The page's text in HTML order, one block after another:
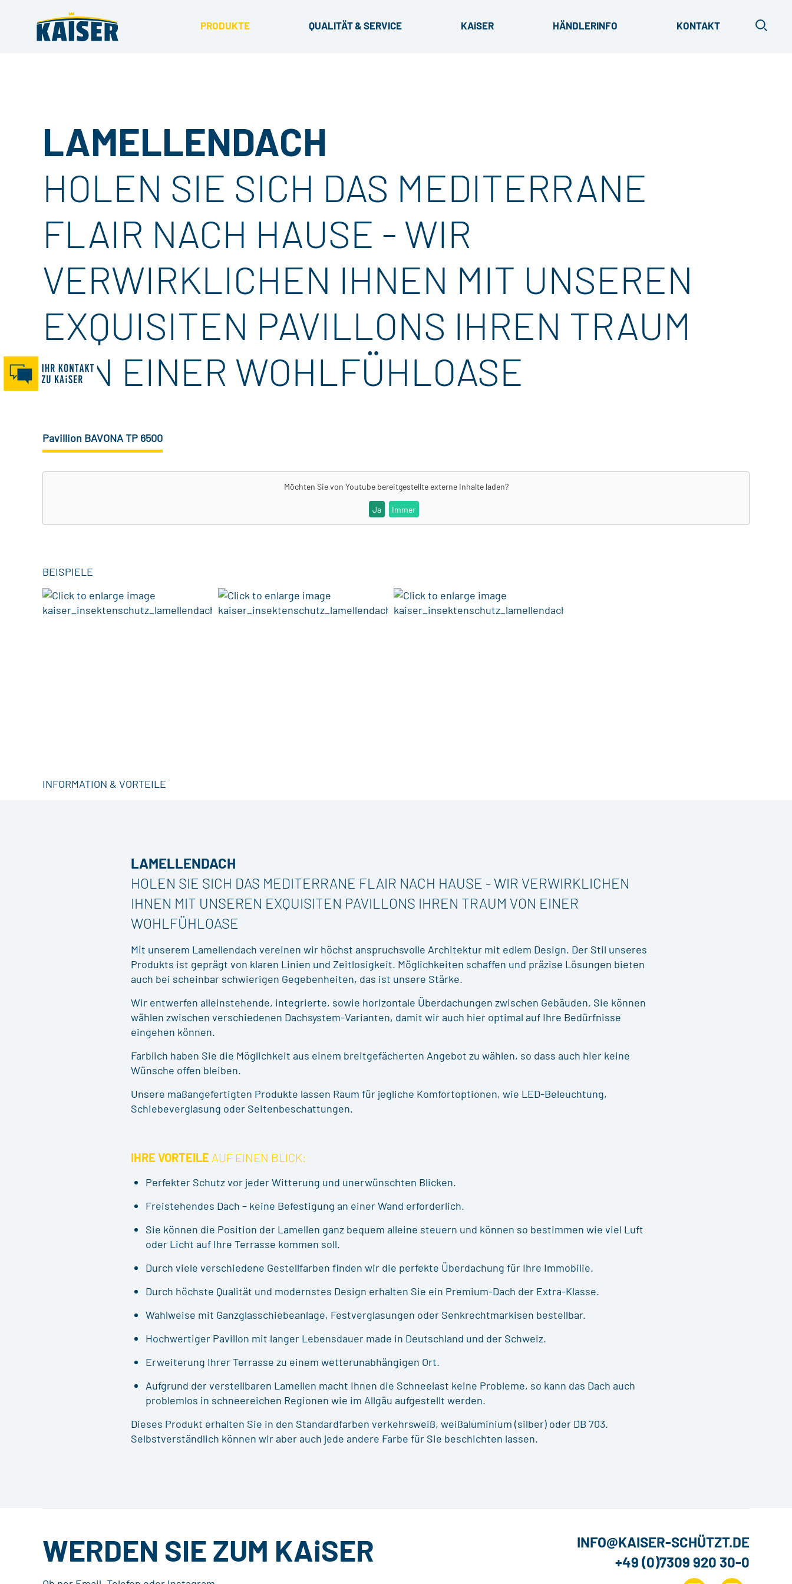
PRODUKTE
LICHTSCHACHTABDECKUNGEN
PLANENMANUFAKTUR
QUALITÄT & SERVICE KAiSER HÄNDLERINFO KONTAKT
X
LAMELLENDACH
HOLEN SIE SICH DAS MEDITERRANE
FLAIR NACH HAUSE - WIR
VERWIRKLICHEN IHNEN MIT UNSEREN
EXQUISITEN PAVILLONS IHREN TRAUM
VON EINER WOHLFÜHLOASE
Pavillion BAVONA TP 6500
Möchten Sie von Youtubebereitgestellte externe Inhalte laden?
Ja Immer
BEISPIELE
INFORMATION & VORTEILE
LAMELLENDACH
HOLEN SIE SICH DAS MEDITERRANE FLAIR NACH HAUSE - WIR VERWIRKLICHEN
IHNEN MIT UNSEREN EXQUISITEN PAVILLONS IHREN TRAUM VON EINER
WOHLFÜHLOASE
Mit unserem Lamellendach vereinen wir höchst anspruchsvolle Architektur mit edlem Design. Der Stil unseres
Produkts ist geprägt von klaren Linien und Zeitlosigkeit. Möglichkeiten schaffen und präzise Lösungen bieten
auch bei scheinbar schwierigen Gegebenheiten, das ist unsere Stärke.
Wir entwerfen alleinstehende, integrierte, sowie horizontale Überdachungen zwischen Gebäuden. Sie können
wählen zwischen verschiedenen Dachsystem-Varianten, damit wir auch hier optimal auf Ihre Bedürfnisse
eingehen können.
Farblich haben Sie die Möglichkeit aus einem breitgefächerten Angebot zu wählen, so dass auch hier keine
Wünsche offen bleiben.
Unsere maßangefertigten Produkte lassen Raum für jegliche Komfortoptionen, wie LED-Beleuchtung,
Schiebeverglasung oder Seitenbeschattungen.
IHRE VORTEILE AUF EINEN BLICK:
Perfekter Schutz vor jeder Witterung und unerwünschten Blicken.
Freistehendes Dach – keine Befestigung an einer Wand erforderlich.
Sie können die Position der Lamellen ganz bequem alleine steuern und können so bestimmen wie viel Luft
oder Licht auf Ihre Terrasse kommen soll.
Durch viele verschiedene Gestellfarben finden wir die perfekte Überdachung für Ihre Immobilie.
Durch höchste Qualität und modernstes Design erhalten Sie ein Premium-Dach der Extra-Klasse.
Wahlweise mit Ganzglasschiebeanlage, Festverglasungen oder Senkrechtmarkisen bestellbar.
Hochwertiger Pavillon mit langer Lebensdauer made in Deutschland und der Schweiz.
Erweiterung Ihrer Terrasse zu einem wetterunabhängigen Ort.
Aufgrund der verstellbaren Lamellen macht Ihnen die Schneelast keine Probleme, so kann das Dach auch
problemlos in schneereichen Regionen wie im Allgäu aufgestellt werden.
Dieses Produkt erhalten Sie in den Standardfarben verkehrsweiß, weißaluminium (silber) oder DB 703.
Selbstverständlich können wir aber auch jede andere Farbe für Sie beschichten lassen.
WERDEN SIE ZUM KAiSER
INFO@KAISER-SCHÜTZT.DE
+49 (0)7309 920 30-0